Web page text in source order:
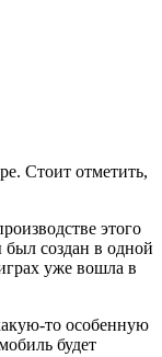
Стоит отметить,
этого
создан в одной
уже вошла в
то особенную
будет